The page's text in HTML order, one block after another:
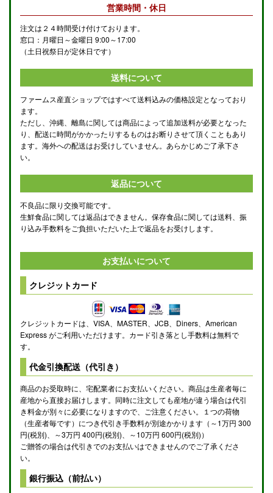
営業時間・休日
注文は２４時間受け付けております。
窓口：月曜日～金曜日 9:00～17:00
（土日祝祭日が定休日です）
送料について
ファームス産直ショップではすべて送料込みの価格設定となっており
ます。
ただし、沖縄、離島に関しては商品によって追加送料が必要となった
り、配送に時間がかかったりするものはお断りさせて頂くこともあり
ます。海外への配送はお受けしていません。あらかじめご了承下さ
い。
返品について
不良品に限り交換可能です。
生鮮食品に関しては返品はできません。保存食品に関しては送料、振
り込み手数料をご負担いただいた上で返品をお受けします。
お支払いについて
クレジットカード
クレジットカードは、VISA、MASTER、JCB、Diners、American
Express がご利用いただけます。カード引き落とし手数料は無料で
す。
代金引換配送（代引き）
商品のお受取時に、宅配業者にお支払いください。商品は生産者毎に
産地から直接お届けします。同時に注文しても産地が違う場合は代引
き料金が別々に必要になりますので、ご注意ください。１つの荷物
（生産者毎です）につき代引き手数料が別途かかります（～1万円 300
円(税別)、～3万円 400円(税別)、～10万円 600円(税別)）
ご贈答の場合は代引きでのお支払いはできませんのでご了承くださ
い。
銀行振込（前払い）